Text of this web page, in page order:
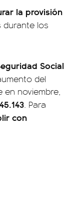
la provisión
durante los
Social
del
en noviembre,
. Para
con